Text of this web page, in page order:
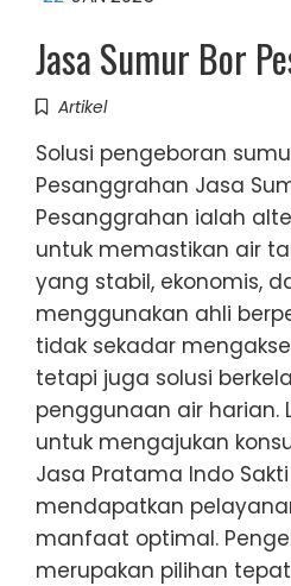
Jasa Sumur Bor
Artikel
Solusi pengeboran
Pesanggrahan Jasa
Pesanggrahan ialah
untuk memastikan air
yang stabil, ekonomis,
menggunakan ahli
tidak sekadar
tetapi juga solusi
penggunaan air harian.
untuk mengajukan
Jasa Pratama Indo
mendapatkan
manfaat optimal.
merupakan pilihan